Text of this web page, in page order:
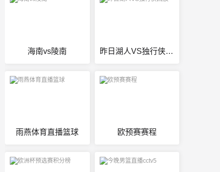
海南vs陵南 昨日湖人VS独行侠回放
雨燕体育直播篮球 欧预赛赛程